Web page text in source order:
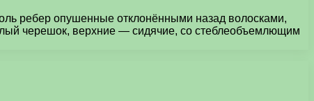
ребер опушенные отклонёнными назад волосками,
черешок, верхние — сидячие, со стеблеобъемлющим